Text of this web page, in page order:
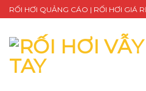
Skip
to
content
RỐI HƠI QUẢNG CÁO | RỐI HƠI GIÁ